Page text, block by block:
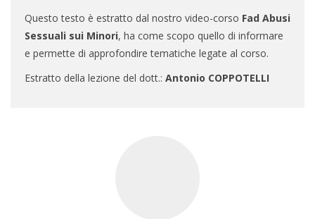
Questo testo è estratto dal nostro video-corso Fad Abusi
Sessuali sui Minori, ha come scopo quello di informare
e permette di approfondire tematiche legate al corso.
Estratto della lezione del dott.: Antonio COPPOTELLI